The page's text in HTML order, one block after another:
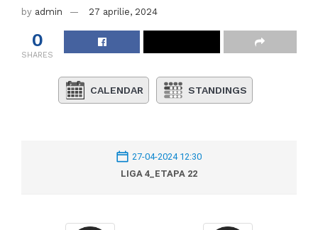
by admin 27 aprilie, 2024
0
SHARES
CALENDAR STANDINGS
27-04-2024 12:30
LIGA 4_ETAPA 22